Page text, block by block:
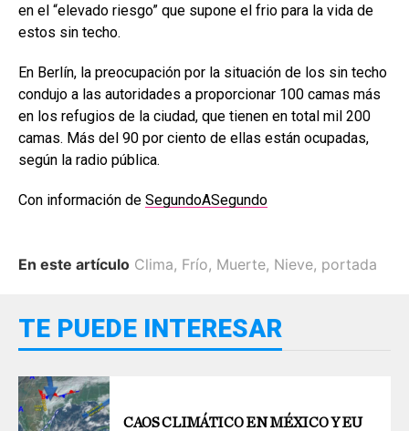
en el “elevado riesgo” que supone el frio para la vida de
estos sin techo.
En Berlín, la preocupación por la situación de los sin techo
condujo a las autoridades a proporcionar 100 camas más
en los refugios de la ciudad, que tienen en total mil 200
camas. Más del 90 por ciento de ellas están ocupadas,
según la radio pública.
Con información de SegundoASegundo
En este artículo Clima, Frío, Muerte, Nieve, portada
TE PUEDE INTERESAR
CAOS CLIMÁTICO EN MÉXICO Y EU